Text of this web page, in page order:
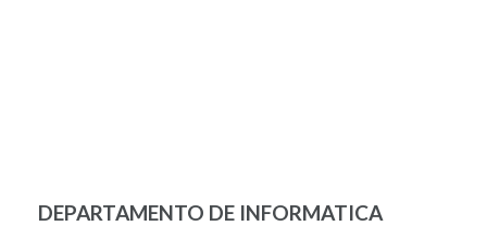
DEPARTAMENTO DE INFORMATICA